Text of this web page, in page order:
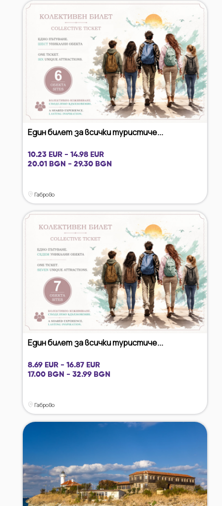
Един билет за всички туристиче...
10.23 EUR - 14.98 EUR
20.01 BGN - 29.30 BGN
Габрово
Един билет за всички туристиче...
8.69 EUR - 16.87 EUR
17.00 BGN - 32.99 BGN
Габрово